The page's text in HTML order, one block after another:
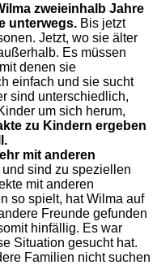
zweieinhalb Jahre
unterwegs. Bis jetzt
Jetzt, wo sie älter
Es müssen
denen sie
einfach und sie sucht
sind unterschiedlich,
um sich herum,
zu Kindern ergeben
mit anderen
und sind zu speziellen
mit anderen
so spielt, hat Wilma auf
Freunde gefunden
hinfällig. Es war
Situation gesucht hat.
Familien nicht suchen